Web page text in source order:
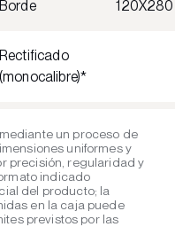
Borde 120X280
Rectificado
(monocalibre)*
un proceso de
uniformes y
precisión, regularidad y
indicado
del producto; la
en la caja puede
previstos por las